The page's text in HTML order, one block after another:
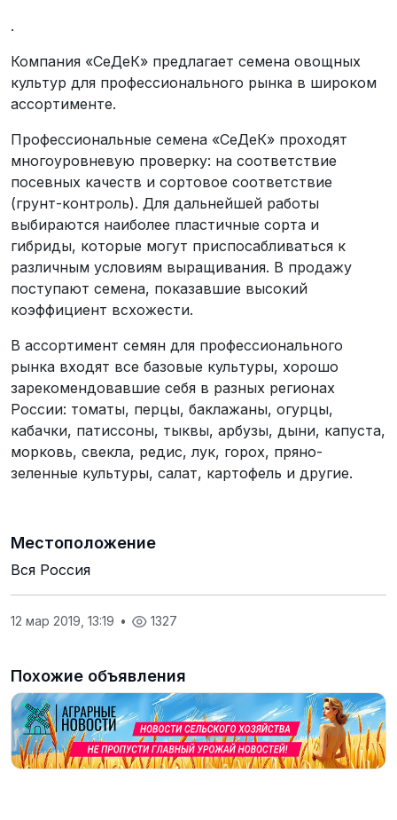
.
Компания «СеДеК» предлагает семена овощных
культур для профессионального рынка в широком
ассортименте.
Профессиональные семена «СеДеК» проходят
многоуровневую проверку: на соответствие
посевных качеств и сортовое соответствие
(грунт-контроль). Для дальнейшей работы
выбираются наиболее пластичные сорта и
гибриды, которые могут приспосабливаться к
различным условиям выращивания. В продажу
поступают семена, показавшие высокий
коэффициент всхожести.
В ассортимент семян для профессионального
рынка входят все базовые культуры, хорошо
зарекомендовавшие себя в разных регионах
России: томаты, перцы, баклажаны, огурцы,
кабачки, патиссоны, тыквы, арбузы, дыни, капуста,
морковь, свекла, редис, лук, горох, пряно-
зеленные культуры, салат, картофель и другие.
Местоположение
Вся Россия
12 мар 2019, 13:19 • 1327
Похожие объявления